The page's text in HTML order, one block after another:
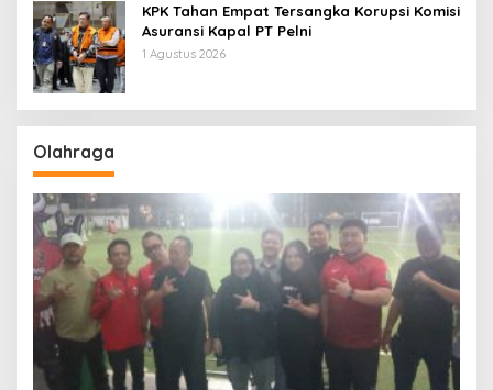
KPK Tahan Empat Tersangka Korupsi Komisi
Asuransi Kapal PT Pelni
1 Agustus 2026
Olahraga